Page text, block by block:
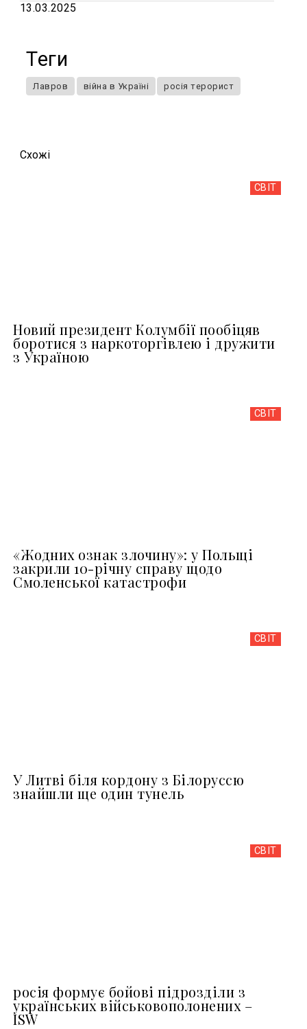
13.03.2025
Теги
Лавров війна в Україні росія терорист
Схожi
СВІТ
Новий президент Колумбії пообіцяв
боротися з наркоторгівлею і дружити
з Україною
СВІТ
«Жодних ознак злочину»: у Польщі
закрили 10-річну справу щодо
Смоленської катастрофи
СВІТ
У Литві біля кордону з Білоруссю
знайшли ще один тунель
СВІТ
росія формує бойові підрозділи з
українських військовополонених –
ISW